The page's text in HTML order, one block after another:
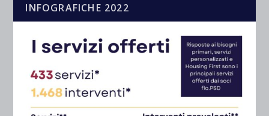
INFOGRAFICHE 2022